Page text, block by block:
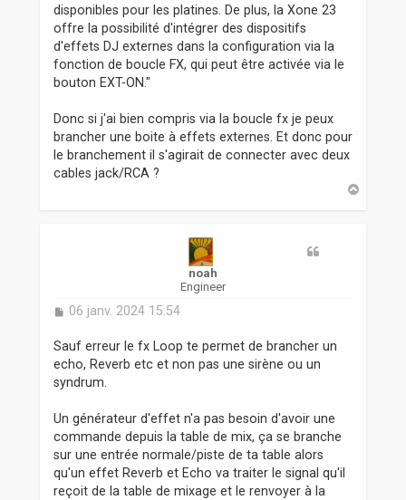
disponibles pour les platines. De plus, la Xone 23
offre la possibilité d'intégrer des dispositifs
d'effets DJ externes dans la configuration via la
fonction de boucle FX, qui peut être activée via le
bouton EXT-ON."
Donc si j'ai bien compris via la boucle fx je peux
brancher une boite à effets externes. Et donc pour
le branchement il s'agirait de connecter avec deux
cables jack/RCA ?
noah
Engineer
M
s
s
a
g
06 janv. 2024 15:54
Sauf erreur le fx Loop te permet de brancher un
echo, Reverb etc et non pas une sirène ou un
syndrum.
Un générateur d'effet n'a pas besoin d'avoir une
commande depuis la table de mix, ça se branche
sur une entrée normale/piste de ta table alors
qu'un effet Reverb et Echo va traiter le signal qu'il
reçoit de la table de mixage et le renvoyer à la